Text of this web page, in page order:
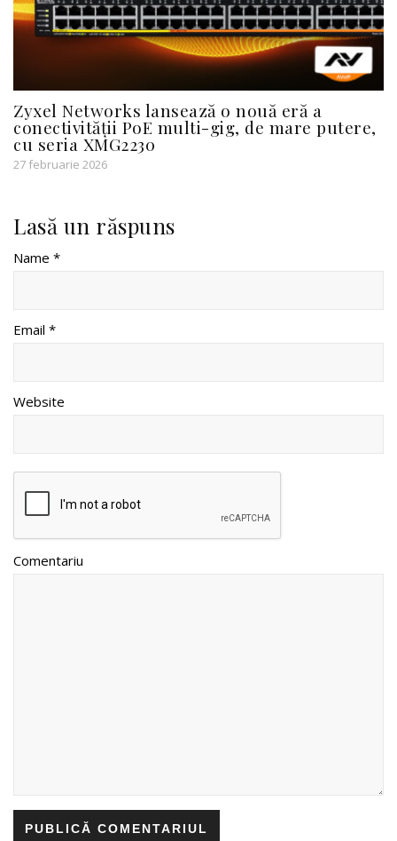
Zyxel Networks lansează o nouă eră a
conectivității PoE multi-gig, de mare putere,
cu seria XMG2230
27 februarie 2026
Lasă un răspuns
Name *
Email *
Website
Comentariu